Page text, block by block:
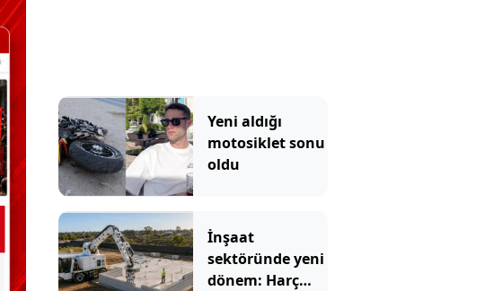
Yeni aldığı
motosiklet sonu
oldu
İnşaat
sektöründe yeni
dönem: Harç